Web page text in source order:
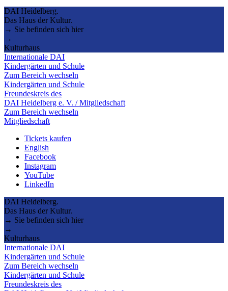
DAI Heidelberg.
Das Haus der Kultur.
→ Sie befinden sich hier
→
Kulturhaus
Internationale DAI
Kindergärten und Schule
Zum Bereich wechseln
Kindergärten und Schule
Freundeskreis des
DAI Heidelberg e. V. / Mitgliedschaft
Zum Bereich wechseln
Mitgliedschaft
Tickets kaufen
English
Facebook
Instagram
YouTube
LinkedIn
DAI Heidelberg.
Das Haus der Kultur.
→ Sie befinden sich hier
→
Kulturhaus
Internationale DAI
Kindergärten und Schule
Zum Bereich wechseln
Kindergärten und Schule
Freundeskreis des